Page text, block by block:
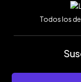
Todos los